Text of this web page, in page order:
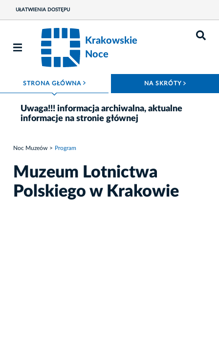
UŁATWIENIA DOSTĘPU
Krakowskie
Noce
STRONA GŁÓWNA ROZWIŃ MENU NA SKRÓTY
Uwaga!!! informacja archiwalna, aktualne
informacje na stronie głównej
Noc Muzeów Program
Muzeum Lotnictwa
Polskiego w Krakowie